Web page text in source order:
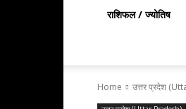
राशिफल / ज्योतिष
Home उत्तर प्रदेश